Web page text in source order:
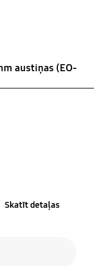
austiņas (EO-
Skatīt detaļas